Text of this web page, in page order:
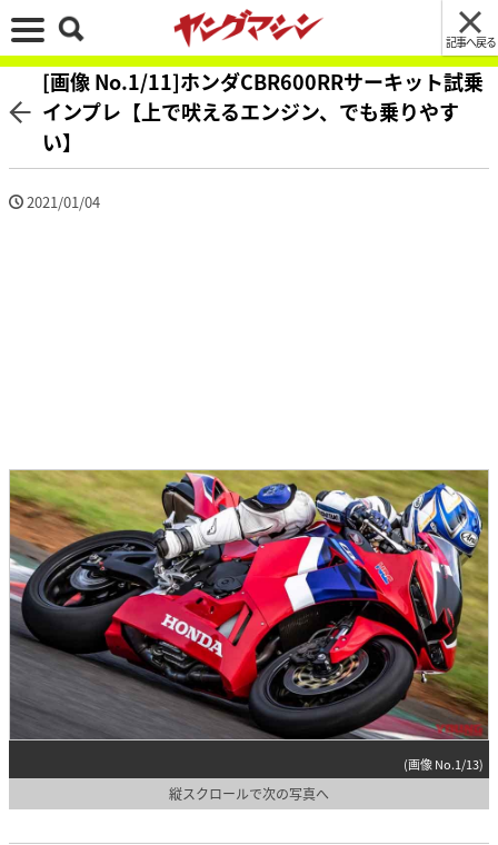
記事へ戻る
[画像 No.1/11]ホンダCBR600RRサーキット試乗
インプレ【上で吠えるエンジン、でも乗りやす
い】
2021/01/04
(画像 No.1/13)
縦スクロールで次の写真へ